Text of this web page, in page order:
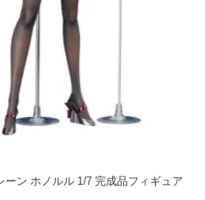
ーン ホノルル 1/7 完成品フィギュア